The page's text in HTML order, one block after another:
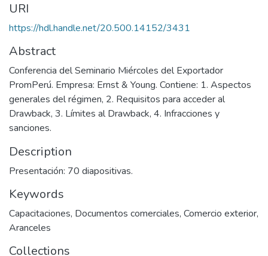
URI
https://hdl.handle.net/20.500.14152/3431
Abstract
Conferencia del Seminario Miércoles del Exportador
PromPerú. Empresa: Ernst & Young. Contiene: 1. Aspectos
generales del régimen, 2. Requisitos para acceder al
Drawback, 3. Límites al Drawback, 4. Infracciones y
sanciones.
Description
Presentación: 70 diapositivas.
Keywords
Capacitaciones, Documentos comerciales, Comercio exterior,
Aranceles
Collections